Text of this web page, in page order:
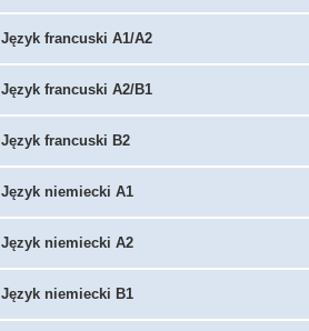
Język francuski A1/A2
Język francuski A2/B1
Język francuski B2
Język niemiecki A1
Język niemiecki A2
Język niemiecki B1